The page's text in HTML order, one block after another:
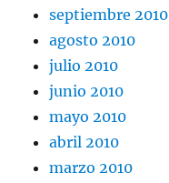
septiembre 2010
agosto 2010
julio 2010
junio 2010
mayo 2010
abril 2010
marzo 2010